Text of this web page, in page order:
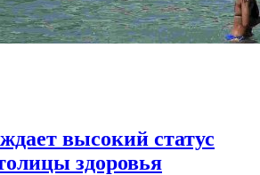
высокий статус
здоровья